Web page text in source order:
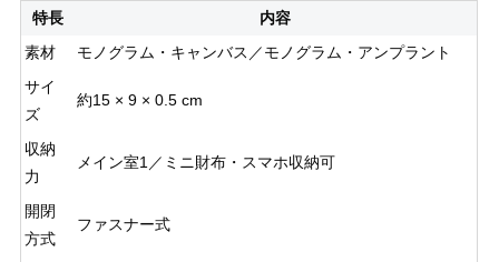
特長
内容
素材
モノグラム・キャンバス／モノグラム・アンプラント
サイ
ズ
約15 × 9 × 0.5 cm
収納
力
メイン室1／ミニ財布・スマホ収納可
開閉
方式
ファスナー式